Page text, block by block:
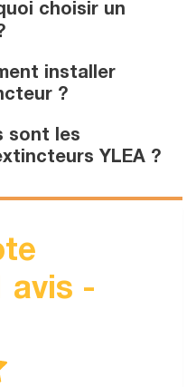
choisir un
installer
?
sont les
YLEA ?
avis -